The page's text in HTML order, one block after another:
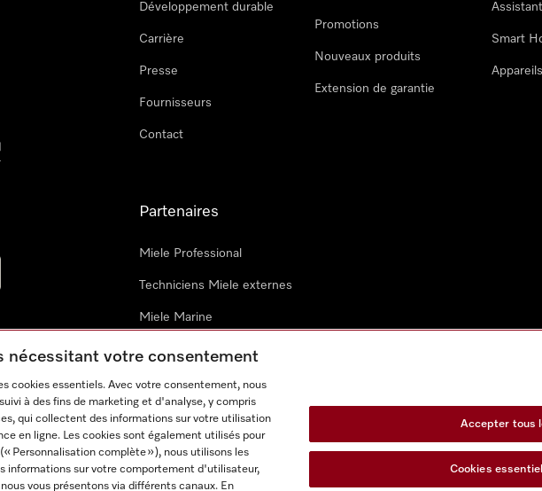
Développement durable
Carrière
Presse
Fournisseurs
Contact
Promotions
Nouveaux produits
Extension de garantie
Smart
Partenaires
Miele Professional
Techniciens Miele externes
Miele Marine
Architectes & promoteurs
Conditions d’utilisation Déclaration d'accessibilité
Formulaire
nécessitant votre consentement
cookies essentiels. Avec votre consentement, nous
à des fins de marketing et d'analyse, y compris
qui collectent des informations sur votre utilisation
en ligne. Les cookies sont également utilisés pour
Personnalisation complète »), nous utilisons les
informations sur votre comportement d'utilisateur,
vous présentons via différents canaux. En
Accepter tous
Cookies